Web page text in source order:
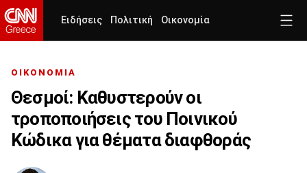
Ειδήσεις Πολιτική Οικονομία
ΟΙΚΟΝΟΜΙΑ
Θεσμοί: Καθυστερούν οι
τροποποιήσεις του Ποινικού
Κώδικα για θέματα διαφθοράς